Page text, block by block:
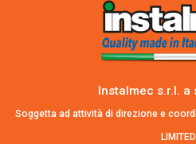
Instalmec s.r.l. a
Soggetta ad attività di direzione e
LIMITED